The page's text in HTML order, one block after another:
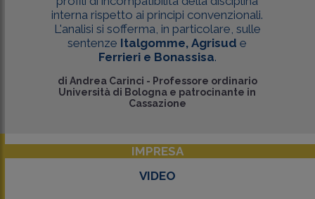
interna rispetto ai principi convenzionali.
L'analisi si sofferma, in particolare, sulle
sentenze Italgomme, Agrisud e
Ferrieri e Bonassisa.
di Andrea Carinci - Professore ordinario
Università di Bologna e patrocinante in
Cassazione
IMPRESA
VIDEO